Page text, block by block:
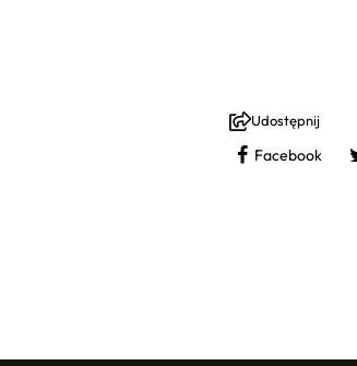
Udostępnij
Facebook